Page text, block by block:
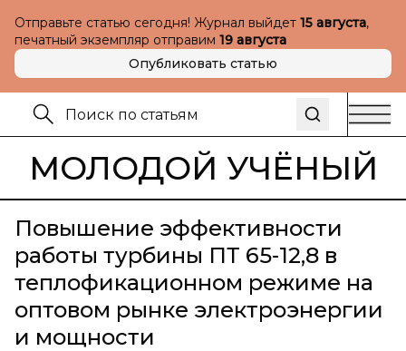
Отправьте статью сегодня! Журнал выйдет 15 августа,
печатный экземпляр отправим 19 августа
Опубликовать статью
МОЛОДОЙ УЧЁНЫЙ
Повышение эффективности
работы турбины ПТ 65-12,8 в
теплофикационном режиме на
оптовом рынке электроэнергии
и мощности